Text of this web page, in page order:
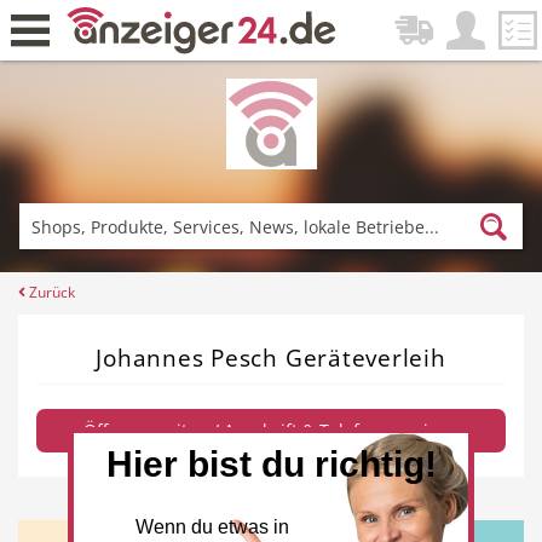
Zurück
Fitness & Sport Einkaufen
News
Zurück
Johannes Pesch Geräteverleih
Öffnungszeiten / Anschrift & Telefon anzeigen
Hier bist du richtig!
Wenn du etwas in